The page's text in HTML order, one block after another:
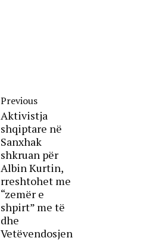
Previous
Aktivistja
shqiptare në
Sanxhak
shkruan për
Albin Kurtin,
rreshtohet me
“zemër e
shpirt” me të
dhe
Vetëvendosjen